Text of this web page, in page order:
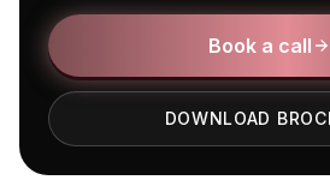
Book a call
DOWNLOAD